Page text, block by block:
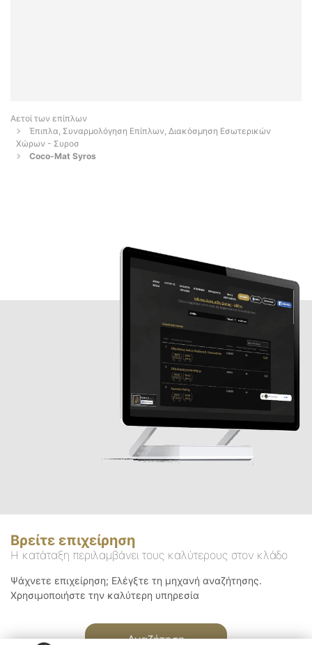
Αετοί των επίπλων
Έπιπλα, Συναρμολόγηση Επίπλων, Διακόσμηση Εσωτερικών
Χώρων - Συροσ
Coco-Mat Syros
Βρείτε επιχείρηση
Η κατάταξη περιλαμβάνει τους καλύτερους στον κλάδο
Ψάχνετε επιχείρηση; Ελέγξτε τη μηχανή αναζήτησης.
Χρησιμοποιήστε την καλύτερη υπηρεσία
Αναζήτηση